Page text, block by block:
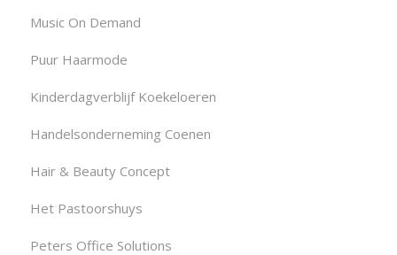
Music On Demand
Puur Haarmode
Kinderdagverblijf Koekeloeren
Handelsonderneming Coenen
Hair & Beauty Concept
Het Pastoorshuys
Peters Office Solutions